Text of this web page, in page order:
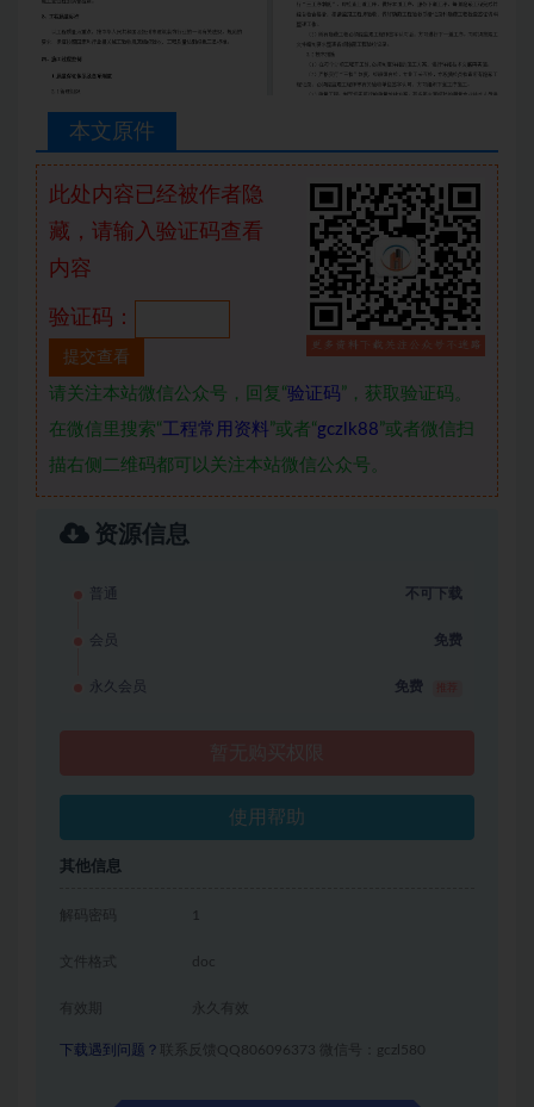
本文原件
此处内容已经被作者隐
藏，请输入验证码查看
内容
验证码：
请关注本站微信公众号，回复“验证码”，获取验证码。
在微信里搜索“工程常用资料”或者“gczlk88”或者微信扫
描右侧二维码都可以关注本站微信公众号。
资源信息
普通 不可下载
会员 免费
永久会员 免费
使用帮助
其他信息
1
文件格式 doc
有效期 永久有效
下载遇到问题？ 联系反馈QQ806096373 微信号：gczl580